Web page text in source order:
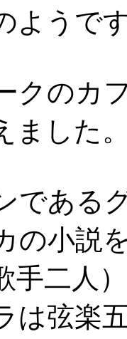
ようで
クのカ
ました
である
の小説
二人）
は弦楽